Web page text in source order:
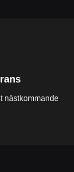
nästkommande